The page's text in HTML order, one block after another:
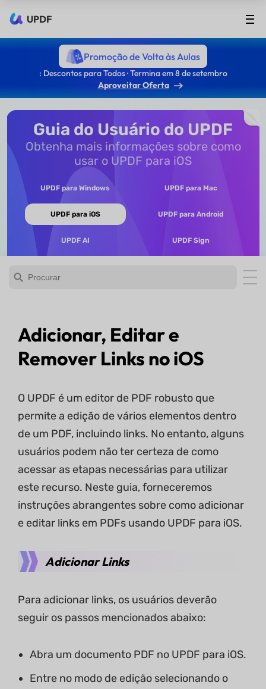
UPDF
Promoção de Volta às Aulas
: Descontos para Todos · Termina em 8 de setembro
Aproveitar Oferta
Guia do Usuário do UPDF
Obtenha mais informações sobre como
usar o UPDF para iOS
UPDF para Windows UPDF para Mac
UPDF para iOS UPDF para Android
UPDF AI UPDF Sign
Adicionar, Editar e
Remover Links no iOS
O UPDF é um editor de PDF robusto que
permite a edição de vários elementos dentro
de um PDF, incluindo links. No entanto, alguns
usuários podem não ter certeza de como
acessar as etapas necessárias para utilizar
este recurso. Neste guia, forneceremos
instruções abrangentes sobre como adicionar
e editar links em PDFs usando UPDF para iOS.
Adicionar Links
Para adicionar links, os usuários deverão
seguir os passos mencionados abaixo:
Abra um documento PDF no UPDF para iOS.
Entre no modo de edição selecionando o